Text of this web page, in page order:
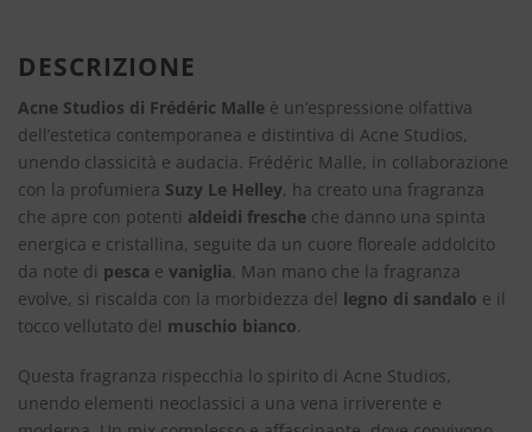
DESCRIZIONE
Acne Studios di Frédéric Malle è un’espressione olfattiva
dell’estetica contemporanea e distintiva di Acne Studios,
unendo classicità e audacia. Frédéric Malle, in collaborazione
con la profumiera Suzy Le Helley, ha creato una fragranza
che apre con potenti aldeidi fresche che danno una spinta
energica e cristallina, seguite da un cuore floreale addolcito
da note di pesca e vaniglia. Man mano che la fragranza
evolve, si riscalda con la morbidezza del legno di sandalo e il
tocco vellutato del muschio bianco.
Questa fragranza rispecchia lo spirito di Acne Studios,
unendo elementi neoclassici a una vena irriverente e